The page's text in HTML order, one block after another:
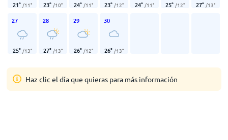
21° /11° 23° /10° 24° /11° 23° /12° 24° /11° 25° /12° 27° /13°
27
25° /13°
28
27° /13°
29
26° /12°
30
26° /13°
Haz clic el día que quieras para más información